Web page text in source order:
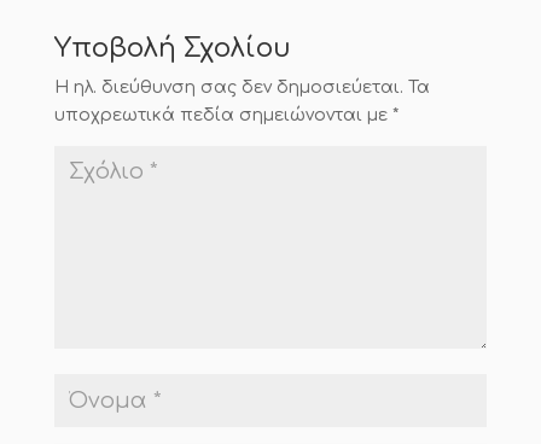
Υποβολή Σχολίου
Η ηλ. διεύθυνση σας δεν δημοσιεύεται. Τα
υποχρεωτικά πεδία σημειώνονται με *